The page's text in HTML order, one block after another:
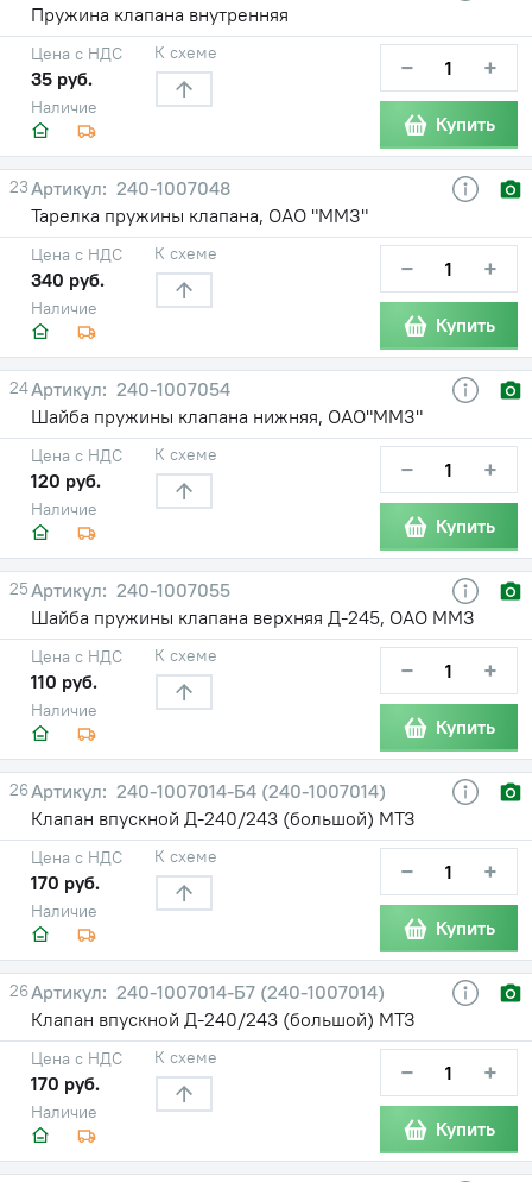
Пружина клапана внутренняя
Наличие
Цена с НДС
35 руб.
К схеме − +
Купить
23
240-1007048
Тарелка пружины клапана, ОАО "ММЗ"
Наличие
Цена с НДС
340 руб.
К схеме − +
Купить
24
240-1007054
Шайба пружины клапана нижняя, ОАО"ММЗ"
Наличие
Цена с НДС
120 руб.
К схеме − +
Купить
25
240-1007055
Шайба пружины клапана верхняя Д-245, ОАО ММЗ
Наличие
Цена с НДС
110 руб.
К схеме − +
Купить
26
240-1007014-Б4 (240-1007014)
Клапан впускной Д-240/243 (большой) МТЗ
Наличие
Цена с НДС
170 руб.
К схеме − +
Купить
26
240-1007014-Б7 (240-1007014)
Клапан впускной Д-240/243 (большой) МТЗ
Наличие
Цена с НДС
170 руб.
К схеме − +
Купить